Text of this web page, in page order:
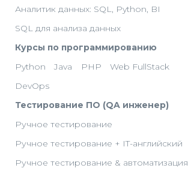
Аналитик данных: SQL, Python, BI
SQL для анализа данных
Курсы по программированию
Python
Java PHP
Web FullStack
DevOps
Тестирование ПО (QA инженер)
Ручное тестирование
Ручное тестирование + IT-английский
Ручное тестирование & автоматизация